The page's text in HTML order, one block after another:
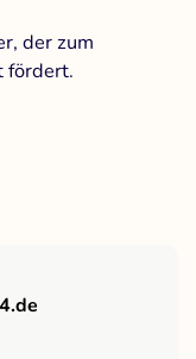
der zum
fördert.